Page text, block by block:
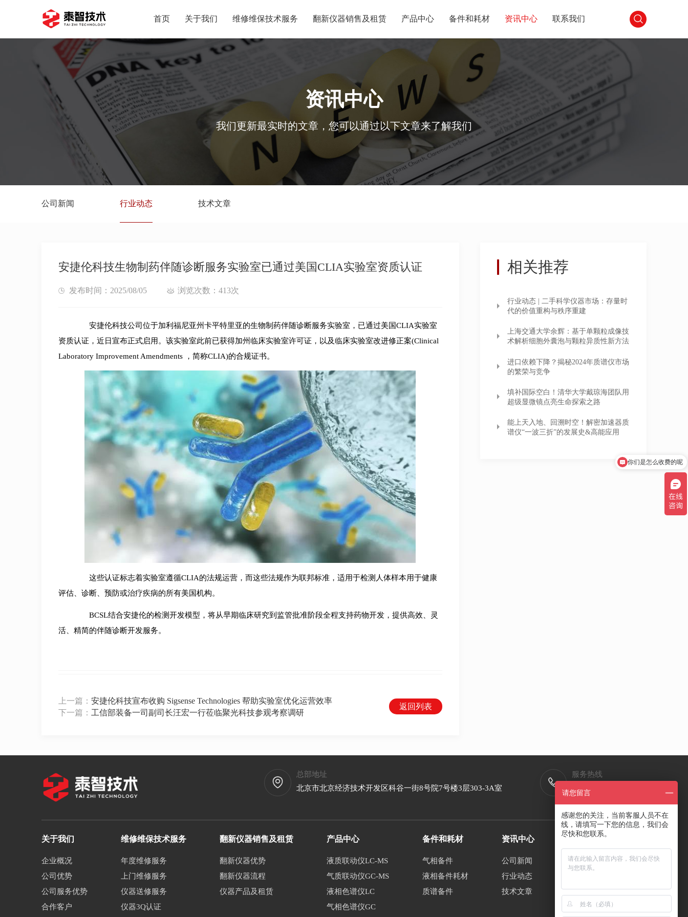
首页 关于我们 维修维保技术服务 翻新仪器销售及租赁 产品中心 备件和耗材 资讯中心 联系我们
资讯中心
我们更新最实时的文章，您可以通过以下文章来了解我们
公司新闻 行业动态 技术文章
安捷伦科技生物制药伴随诊断服务实验室已通过美国CLIA实验室资质认证
发布时间：2025/08/05 浏览次数：413次
安捷伦科技公司位于加利福尼亚州卡平特里亚的生物制药伴随诊断服务实验室，已通过美国CLIA实验室
资质认证，近日宣布正式启用。该实验室此前已获得加州临床实验室许可证，以及临床实验室改进修正案(Clinical
Laboratory Improvement Amendments ，简称CLIA)的合规证书。
这些认证标志着实验室遵循CLIA的法规运营，而这些法规作为联邦标准，适用于检测人体样本用于健康
评估、诊断、预防或治疗疾病的所有美国机构。
BCSL结合安捷伦的检测开发模型，将从早期临床研究到监管批准阶段全程支持药物开发，提供高效、灵
活、精简的伴随诊断开发服务。
上一篇： 安捷伦科技宣布收购 Sigsense Technologies 帮助实验室优化运营效率
下一篇： 工信部装备一司副司长汪宏一行莅临聚光科技参观考察调研
返回列表
相关推荐
行业动态 | 二手科学仪器市场：存量时
代的价值重构与秩序重建
上海交通大学余辉：基于单颗粒成像技
术解析细胞外囊泡与颗粒异质性新方法
进口依赖下降？揭秘2024年质谱仪市场
的繁荣与竞争
填补国际空白！清华大学戴琼海团队用
超级显微镜点亮生命探索之路
能上天入地、回溯时空！解密加速器质
谱仪“一波三折”的发展史&高能应用
总部地址
北京市北京经济技术开发区科谷一街8号院7号楼3层303-3A室
服务热线
400-998-8891
关于我们
企业概况
公司优势
公司服务优势
合作客户
维修维保技术服务
年度维修服务
上门维修服务
仪器送修服务
仪器3Q认证
翻新仪器销售及租赁
翻新仪器优势
翻新仪器流程
仪器产品及租赁
产品中心
液质联动仪LC-MS
气质联动仪GC-MS
液相色谱仪LC
气相色谱仪GC
备件和耗材
气相备件
液相备件耗材
质谱备件
资讯中心
公司新闻
行业动态
技术文章
微信公众号
你们是怎么收费的呢
现在有优惠活动吗
请您留言
感谢您的关注，当前客服人员不在
线，请填写一下您的信息，我们会
尽快和您联系。